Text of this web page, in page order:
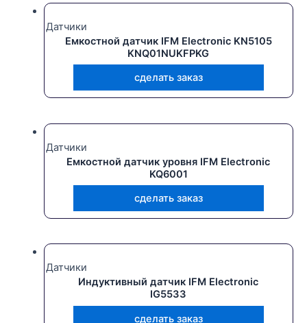
Датчики
Емкостной датчик IFM Electronic KN5105
KNQ01NUKFPKG
сделать заказ
Датчики
Емкостной датчик уровня IFM Electronic
KQ6001
сделать заказ
Датчики
Индуктивный датчик IFM Electronic
IG5533
сделать заказ